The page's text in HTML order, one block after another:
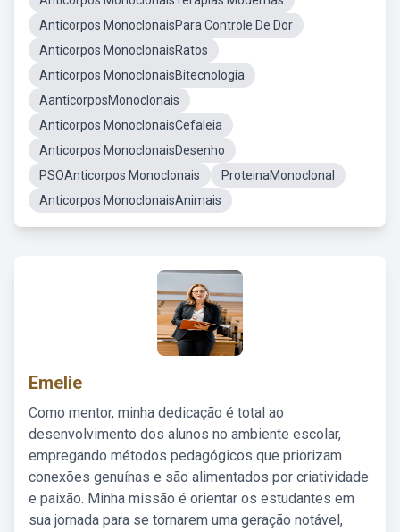
Anticorpos MonoclonaisPara Controle De Dor
Anticorpos MonoclonaisRatos
Anticorpos MonoclonaisBitecnologia
AanticorposMonoclonais
Anticorpos MonoclonaisCefaleia
Anticorpos MonoclonaisDesenho
PSOAnticorpos Monoclonais
ProteinaMonoclonal
Anticorpos MonoclonaisAnimais
Emelie
Como mentor, minha dedicação é total ao
desenvolvimento dos alunos no ambiente escolar,
empregando métodos pedagógicos que priorizam
conexões genuínas e são alimentados por criatividade
e paixão. Minha missão é orientar os estudantes em
sua jornada para se tornarem uma geração notável,